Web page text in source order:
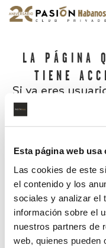
Esta página web usa
Las cookies de este
el contenido y los
sociales y analizar el
información sobre el
nuestros partners de
web, quienes pueden
LA PÁGINA
TIENE
Si ya eres
¿Has olvidado tu